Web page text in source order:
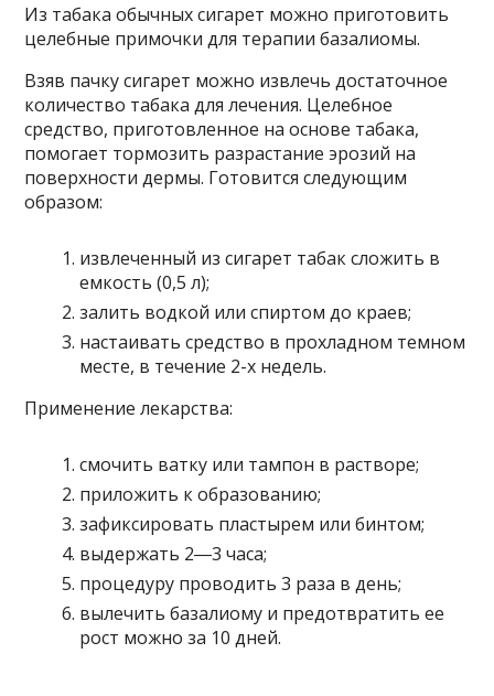
Из табака обычных сигарет можно приготовить
целебные примочки для терапии базалиомы.
Взяв пачку сигарет можно извлечь достаточное
количество табака для лечения. Целебное
средство, приготовленное на основе табака,
помогает тормозить разрастание эрозий на
поверхности дермы. Готовится следующим
образом:
извлеченный из сигарет табак сложить в
емкость (0,5 л);
залить водкой или спиртом до краев;
настаивать средство в прохладном темном
месте, в течение 2-х недель.
Применение лекарства:
смочить ватку или тампон в растворе;
приложить к образованию;
зафиксировать пластырем или бинтом;
выдержать 2―3 часа;
процедуру проводить 3 раза в день;
вылечить базалиому и предотвратить ее
рост можно за 10 дней.